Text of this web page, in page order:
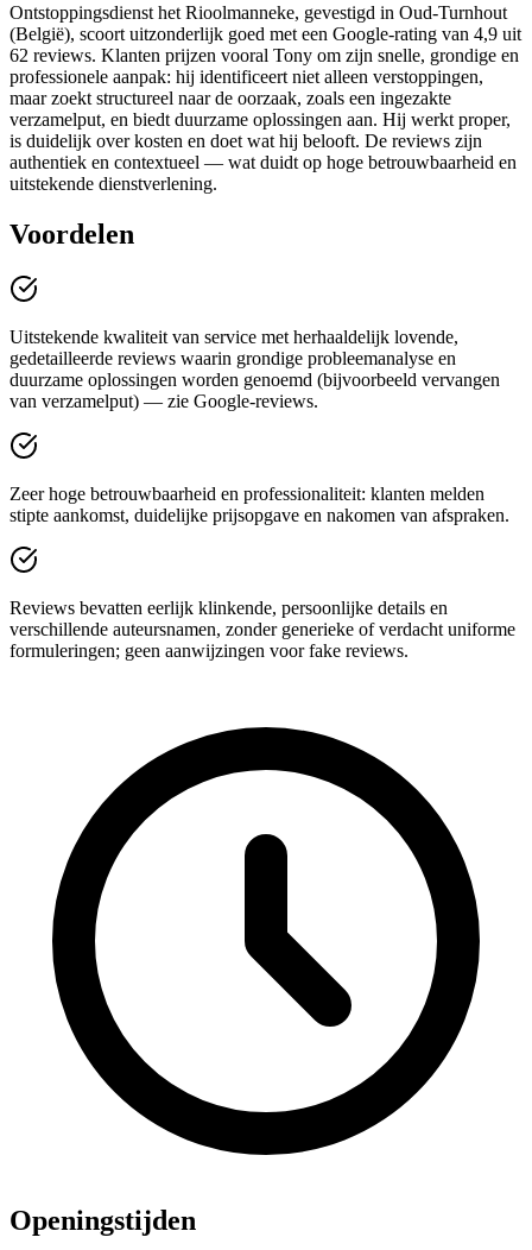
Ontstoppingsdienst het Rioolmanneke, gevestigd in Oud‑Turnhout
(België), scoort uitzonderlijk goed met een Google‑rating van 4,9 uit
62 reviews. Klanten prijzen vooral Tony om zijn snelle, grondige en
professionele aanpak: hij identificeert niet alleen verstoppingen,
maar zoekt structureel naar de oorzaak, zoals een ingezakte
verzamelput, en biedt duurzame oplossingen aan. Hij werkt proper,
is duidelijk over kosten en doet wat hij belooft. De reviews zijn
authentiek en contextueel — wat duidt op hoge betrouwbaarheid en
uitstekende dienstverlening.
Voordelen
Uitstekende kwaliteit van service met herhaaldelijk lovende,
gedetailleerde reviews waarin grondige probleemanalyse en
duurzame oplossingen worden genoemd (bijvoorbeeld vervangen
van verzamelput) — zie Google-reviews.
Zeer hoge betrouwbaarheid en professionaliteit: klanten melden
stipte aankomst, duidelijke prijsopgave en nakomen van afspraken.
Reviews bevatten eerlijk klinkende, persoonlijke details en
verschillende auteursnamen, zonder generieke of verdacht uniforme
formuleringen; geen aanwijzingen voor fake reviews.
Openingstijden